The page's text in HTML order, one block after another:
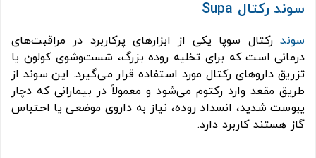
سوند رکتال Supa
سوندرکتال سوپا یکی از ابزارهای پرکاربرد در مراقبت‌های
درمانی است که برای تخلیه روده بزرگ، شست‌وشوی کولون یا
تزریق داروهای رکتال مورد استفاده قرار می‌گیرد. این سوند از
طریق مقعد وارد رکتوم می‌شود و معمولاً در بیمارانی که دچار
یبوست شدید، انسداد روده، نیاز به داروی موضعی یا احتباس
گاز هستند کاربرد دارد.